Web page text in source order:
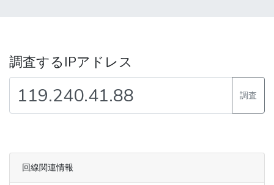
調査するIPアドレス
調査
回線関連情報